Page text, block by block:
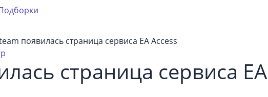
появилась страница сервиса EA Access
страница сервиса EA